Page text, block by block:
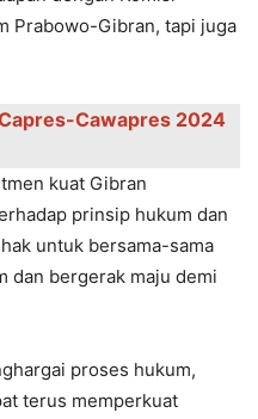
Prabowo-Gibran, tapi juga
Cawapres 2024
kuat Gibran
prinsip hukum dan
untuk bersama-sama
dan bergerak maju demi
proses hukum,
terus memperkuat